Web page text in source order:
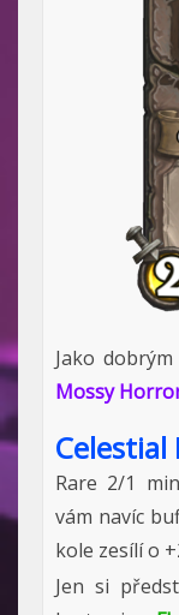
Jako
Mossy
Celestial
Rare 2/1
vám navíc
kole zesílí o
Jen si